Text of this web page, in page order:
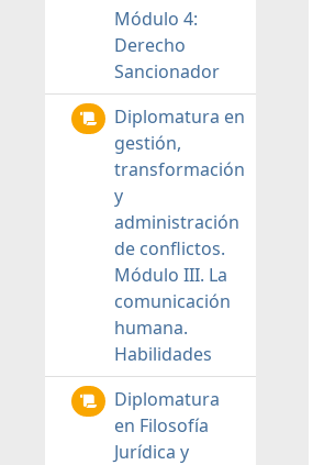
Módulo 4:
Derecho
Sancionador
Diplomatura en
gestión,
transformación
y
administración
de conflictos.
Módulo III. La
comunicación
humana.
Habilidades
Diplomatura
en Filosofía
Jurídica y